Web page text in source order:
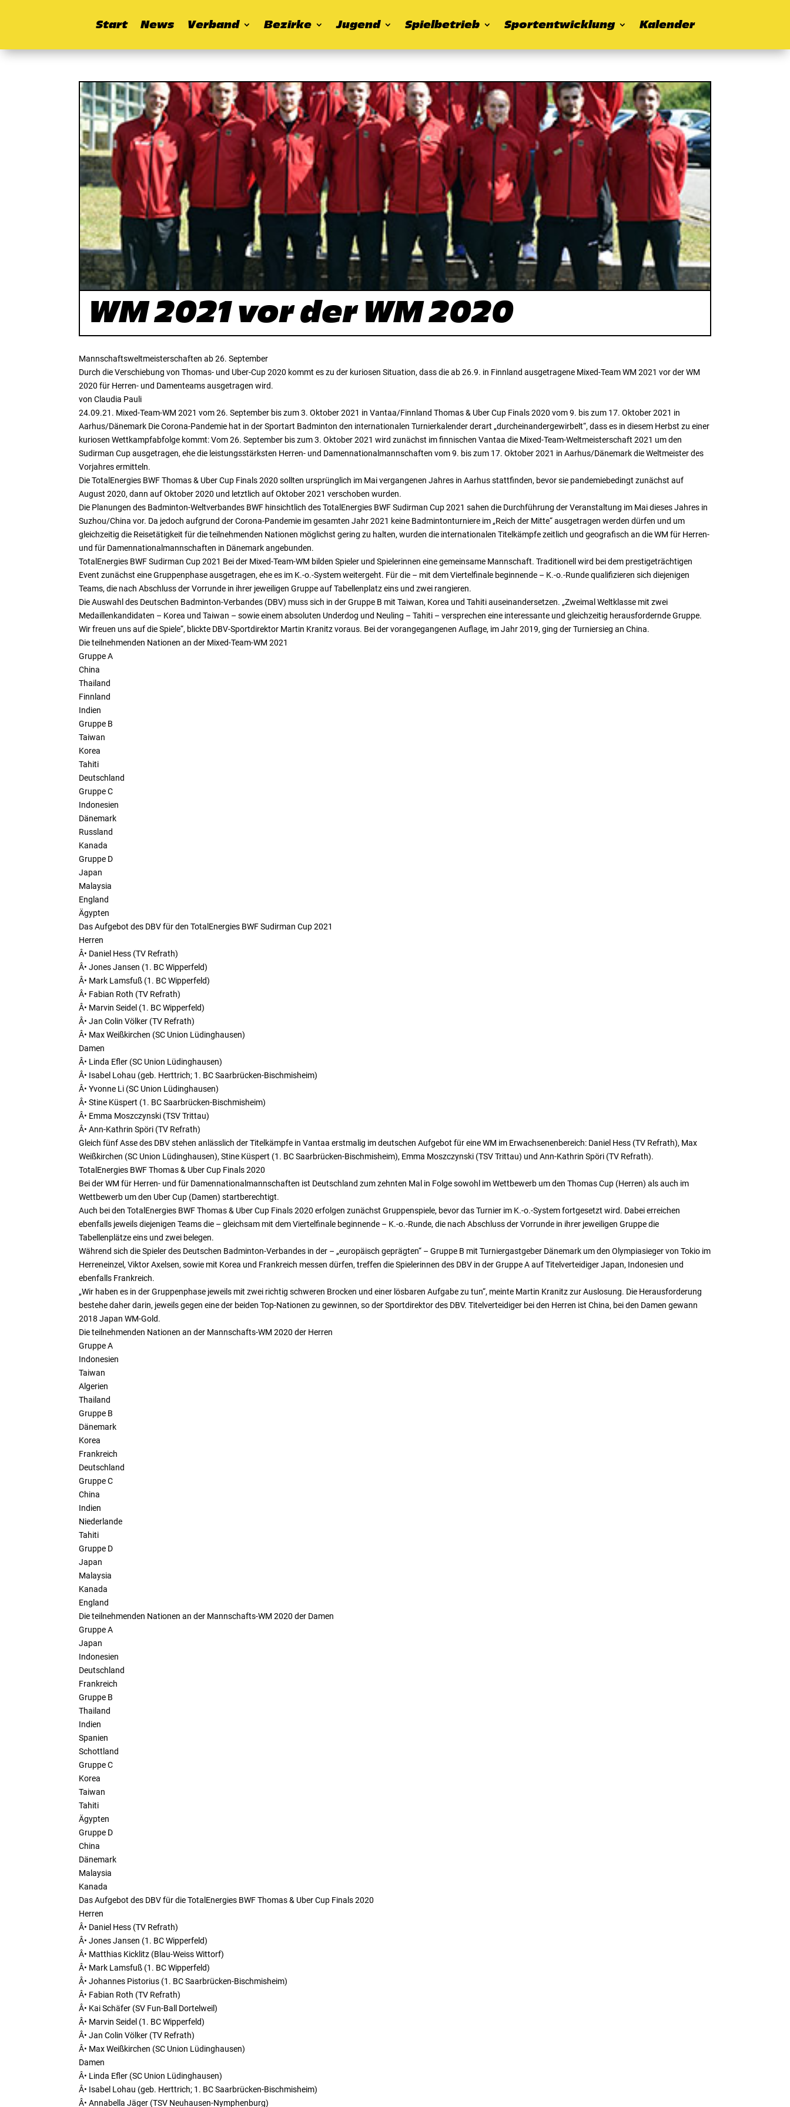
Start News Verband Bezirke Jugend Spielbetrieb Sportentwicklung Kalender
WM 2021 vor der WM 2020
Mannschaftsweltmeisterschaften ab 26. September
Durch die Verschiebung von Thomas- und Uber-Cup 2020 kommt es zu der kuriosen Situation, dass die ab 26.9. in Finnland ausgetragene Mixed-Team WM 2021 vor der WM
2020 für Herren- und Damenteams ausgetragen wird.
von Claudia Pauli
24.09.21. Mixed-Team-WM 2021 vom 26. September bis zum 3. Oktober 2021 in Vantaa/Finnland Thomas & Uber Cup Finals 2020 vom 9. bis zum 17. Oktober 2021 in
Aarhus/Dänemark Die Corona-Pandemie hat in der Sportart Badminton den internationalen Turnierkalender derart „durcheinandergewirbelt“, dass es in diesem Herbst zu einer
kuriosen Wettkampfabfolge kommt: Vom 26. September bis zum 3. Oktober 2021 wird zunächst im finnischen Vantaa die Mixed-Team-Weltmeisterschaft 2021 um den
Sudirman Cup ausgetragen, ehe die leistungsstärksten Herren- und Damennationalmannschaften vom 9. bis zum 17. Oktober 2021 in Aarhus/Dänemark die Weltmeister des
Vorjahres ermitteln.
Die TotalEnergies BWF Thomas & Uber Cup Finals 2020 sollten ursprünglich im Mai vergangenen Jahres in Aarhus stattfinden, bevor sie pandemiebedingt zunächst auf
August 2020, dann auf Oktober 2020 und letztlich auf Oktober 2021 verschoben wurden.
Die Planungen des Badminton-Weltverbandes BWF hinsichtlich des TotalEnergies BWF Sudirman Cup 2021 sahen die Durchführung der Veranstaltung im Mai dieses Jahres in
Suzhou/China vor. Da jedoch aufgrund der Corona-Pandemie im gesamten Jahr 2021 keine Badmintonturniere im „Reich der Mitte“ ausgetragen werden dürfen und um
gleichzeitig die Reisetätigkeit für die teilnehmenden Nationen möglichst gering zu halten, wurden die internationalen Titelkämpfe zeitlich und geografisch an die WM für Herren-
und für Damennationalmannschaften in Dänemark angebunden.
TotalEnergies BWF Sudirman Cup 2021 Bei der Mixed-Team-WM bilden Spieler und Spielerinnen eine gemeinsame Mannschaft. Traditionell wird bei dem prestigeträchtigen
Event zunächst eine Gruppenphase ausgetragen, ehe es im K.-o.-System weitergeht. Für die – mit dem Viertelfinale beginnende – K.-o.-Runde qualifizieren sich diejenigen
Teams, die nach Abschluss der Vorrunde in ihrer jeweiligen Gruppe auf Tabellenplatz eins und zwei rangieren.
Die Auswahl des Deutschen Badminton-Verbandes (DBV) muss sich in der Gruppe B mit Taiwan, Korea und Tahiti auseinandersetzen. „Zweimal Weltklasse mit zwei
Medaillenkandidaten – Korea und Taiwan – sowie einem absoluten Underdog und Neuling – Tahiti – versprechen eine interessante und gleichzeitig herausfordernde Gruppe.
Wir freuen uns auf die Spiele“, blickte DBV-Sportdirektor Martin Kranitz voraus. Bei der vorangegangenen Auflage, im Jahr 2019, ging der Turniersieg an China.
Die teilnehmenden Nationen an der Mixed-Team-WM 2021
Gruppe A
China
Thailand
Finnland
Indien
Gruppe B
Taiwan
Korea
Tahiti
Deutschland
Gruppe C
Indonesien
Dänemark
Russland
Kanada
Gruppe D
Japan
Malaysia
England
Ägypten
Das Aufgebot des DBV für den TotalEnergies BWF Sudirman Cup 2021
Herren
Â• Daniel Hess (TV Refrath)
Â• Jones Jansen (1. BC Wipperfeld)
Â• Mark Lamsfuß (1. BC Wipperfeld)
Â• Fabian Roth (TV Refrath)
Â• Marvin Seidel (1. BC Wipperfeld)
Â• Jan Colin Völker (TV Refrath)
Â• Max Weißkirchen (SC Union Lüdinghausen)
Damen
Â• Linda Efler (SC Union Lüdinghausen)
Â• Isabel Lohau (geb. Herttrich; 1. BC Saarbrücken-Bischmisheim)
Â• Yvonne Li (SC Union Lüdinghausen)
Â• Stine Küspert (1. BC Saarbrücken-Bischmisheim)
Â• Emma Moszczynski (TSV Trittau)
Â• Ann-Kathrin Spöri (TV Refrath)
Gleich fünf Asse des DBV stehen anlässlich der Titelkämpfe in Vantaa erstmalig im deutschen Aufgebot für eine WM im Erwachsenenbereich: Daniel Hess (TV Refrath), Max
Weißkirchen (SC Union Lüdinghausen), Stine Küspert (1. BC Saarbrücken-Bischmisheim), Emma Moszczynski (TSV Trittau) und Ann-Kathrin Spöri (TV Refrath).
TotalEnergies BWF Thomas & Uber Cup Finals 2020
Bei der WM für Herren- und für Damennationalmannschaften ist Deutschland zum zehnten Mal in Folge sowohl im Wettbewerb um den Thomas Cup (Herren) als auch im
Wettbewerb um den Uber Cup (Damen) startberechtigt.
Auch bei den TotalEnergies BWF Thomas & Uber Cup Finals 2020 erfolgen zunächst Gruppenspiele, bevor das Turnier im K.-o.-System fortgesetzt wird. Dabei erreichen
ebenfalls jeweils diejenigen Teams die – gleichsam mit dem Viertelfinale beginnende – K.-o.-Runde, die nach Abschluss der Vorrunde in ihrer jeweiligen Gruppe die
Tabellenplätze eins und zwei belegen.
Während sich die Spieler des Deutschen Badminton-Verbandes in der – „europäisch geprägten“ – Gruppe B mit Turniergastgeber Dänemark um den Olympiasieger von Tokio im
Herreneinzel, Viktor Axelsen, sowie mit Korea und Frankreich messen dürfen, treffen die Spielerinnen des DBV in der Gruppe A auf Titelverteidiger Japan, Indonesien und
ebenfalls Frankreich.
„Wir haben es in der Gruppenphase jeweils mit zwei richtig schweren Brocken und einer lösbaren Aufgabe zu tun“, meinte Martin Kranitz zur Auslosung. Die Herausforderung
bestehe daher darin, jeweils gegen eine der beiden Top-Nationen zu gewinnen, so der Sportdirektor des DBV. Titelverteidiger bei den Herren ist China, bei den Damen gewann
2018 Japan WM-Gold.
Die teilnehmenden Nationen an der Mannschafts-WM 2020 der Herren
Gruppe A
Indonesien
Taiwan
Algerien
Thailand
Gruppe B
Dänemark
Korea
Frankreich
Deutschland
Gruppe C
China
Indien
Niederlande
Tahiti
Gruppe D
Japan
Malaysia
Kanada
England
Die teilnehmenden Nationen an der Mannschafts-WM 2020 der Damen
Gruppe A
Japan
Indonesien
Deutschland
Frankreich
Gruppe B
Thailand
Indien
Spanien
Schottland
Gruppe C
Korea
Taiwan
Tahiti
Ägypten
Gruppe D
China
Dänemark
Malaysia
Kanada
Das Aufgebot des DBV für die TotalEnergies BWF Thomas & Uber Cup Finals 2020
Herren
Â• Daniel Hess (TV Refrath)
Â• Jones Jansen (1. BC Wipperfeld)
Â• Matthias Kicklitz (Blau-Weiss Wittorf)
Â• Mark Lamsfuß (1. BC Wipperfeld)
Â• Johannes Pistorius (1. BC Saarbrücken-Bischmisheim)
Â• Fabian Roth (TV Refrath)
Â• Kai Schäfer (SV Fun-Ball Dortelweil)
Â• Marvin Seidel (1. BC Wipperfeld)
Â• Jan Colin Völker (TV Refrath)
Â• Max Weißkirchen (SC Union Lüdinghausen)
Damen
Â• Linda Efler (SC Union Lüdinghausen)
Â• Isabel Lohau (geb. Herttrich; 1. BC Saarbrücken-Bischmisheim)
Â• Annabella Jäger (TSV Neuhausen-Nymphenburg)